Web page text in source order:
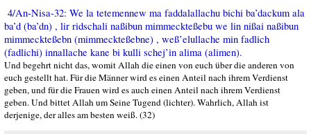
4/An-Nisa-32: We la tetemennew ma faddalallachu bichi ba’dackum ala
ba’d (ba’dn) , lir ridschali naßibun mimmeckteßebu we lin nißai naßibun
mimmeckteßebn (mimmeckteßebne) , weß’elullache min fadlich
(fadlichi) innallache kane bi kulli schej’in alima (alimen).
Und begehrt nicht das, womit Allah die einen von euch über die anderen von
euch gestellt hat. Für die Männer wird es einen Anteil nach ihrem Verdienst
geben, und für die Frauen wird es auch einen Anteil nach ihrem Verdienst
geben. Und bittet Allah um Seine Tugend (lichter). Wahrlich, Allah ist
derjenige, der alles am besten weiß. (32)